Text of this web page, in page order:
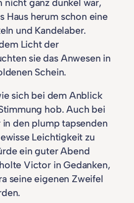
Haus herum schon eine
und Kandelaber.
Licht der
sie das Anwesen in
Schein.
sich bei dem Anblick
hob. Auch bei
den plump tapsenden
Leichtigkeit zu
ein guter Abend
Victor in Gedanken,
seine eigenen Zweifel